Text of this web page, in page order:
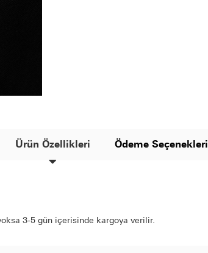
Ürün Özellikleri Ödeme Seçenekleri
3-5 gün içerisinde kargoya verilir.